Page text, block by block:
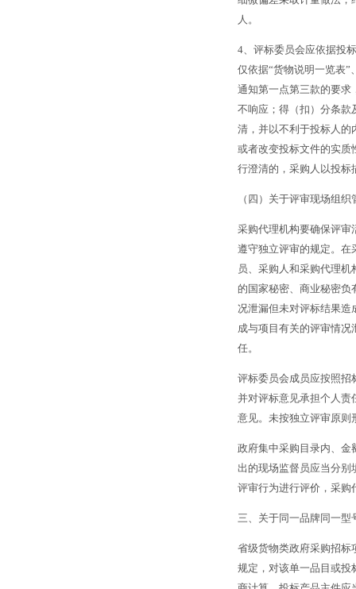
人。
4、评标委员会应依据投
仅依据“货物说明一览表”
通知第一点第三款的要求
不响应；得（扣）分条款
清，并以不利于投标人的
或者改变投标文件的实质
行澄清的，采购人以投标
（四）关于评审现场组织
采购代理机构要确保评审
遵守独立评审的规定。在
员、采购人和采购代理
的国家秘密、商业秘密
况泄漏但未对评标结果造
成与项目有关的评审情
任。
评标委员会成员应按照招
并对评标意见承担个人责
意见。未按独立评审原则
政府集中采购目录内、金
出的现场监督员应当分别
评审行为进行评价，采购
三、关于同一品牌同一型
省级货物类政府采购招标
规定，对该单一品目或投